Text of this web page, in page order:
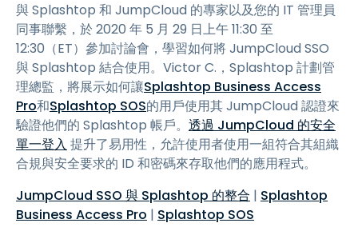
與 Splashtop 和 JumpCloud 的專家以及您的 IT 管理員
同事聯繫，於 2020 年 5 月 29 日上午 11:30 至
12:30（ET）參加討論會，學習如何將 JumpCloud SSO
與 Splashtop 結合使用。Victor C.，Splashtop 計劃管
理總監，將展示如何讓Splashtop Business Access
Pro和Splashtop SOS的用戶使用其 JumpCloud 認證來
驗證他們的 Splashtop 帳戶。 透過 JumpCloud 的安全
單一登入 提升了易用性，允許使用者使用一組符合其組織
合規與安全要求的 ID 和密碼來存取他們的應用程式。
JumpCloud SSO 與 Splashtop 的整合 | Splashtop
Business Access Pro | Splashtop SOS